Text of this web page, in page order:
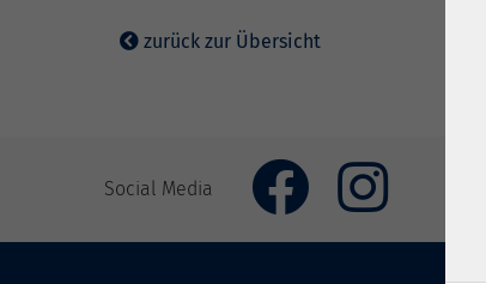
zurück zur Übersicht
Social Media